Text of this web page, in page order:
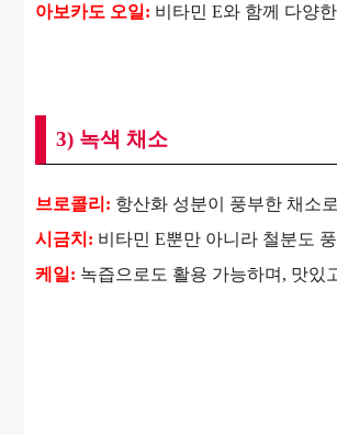
아보카도 오일: 비타민 E와 함께 다양
3) 녹색 채소
브로콜리: 항산화 성분이 풍부한 채소
시금치: 비타민 E뿐만 아니라 철분도
케일: 녹즙으로도 활용 가능하며, 맛있